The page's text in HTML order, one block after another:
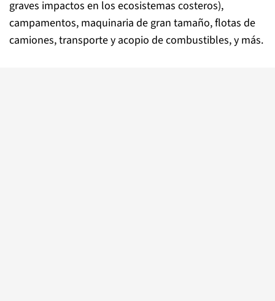
graves impactos en los ecosistemas costeros),
campamentos, maquinaria de gran tamaño, flotas de
camiones, transporte y acopio de combustibles, y más.